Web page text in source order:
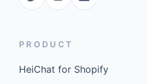
PRODUCT
HeiChat for Shopify